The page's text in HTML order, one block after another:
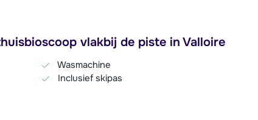
vlakbij de piste in Valloire
Wasmachine
Inclusief skipas